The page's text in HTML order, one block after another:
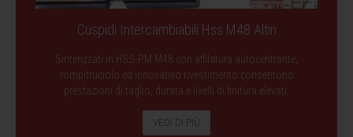
Cuspidi Intercambiabili Hss M48 Altin
Sinterizzati in HSS-PM M48 con affilatura autocentrante,
rompitruciolo ed innovativo rivestimento consentono
prestazioni di taglio, durata e livelli di finitura elevati.
VEDI DI PIÙ